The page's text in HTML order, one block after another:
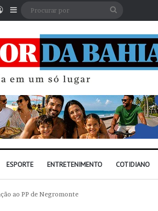
EntrarBarra Lateral
ESPORTE ENTRETENIMENTO COTIDIANO
ao PP de Negromonte